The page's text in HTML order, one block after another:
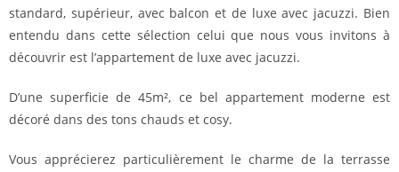
standard, supérieur, avec balcon et de luxe avec jacuzzi. Bien
entendu dans cette sélection celui que nous vous invitons à
découvrir est l’appartement de luxe avec jacuzzi.
D’une superficie de 45m², ce bel appartement moderne est
décoré dans des tons chauds et cosy.
Vous apprécierez particulièrement le charme de la terrasse